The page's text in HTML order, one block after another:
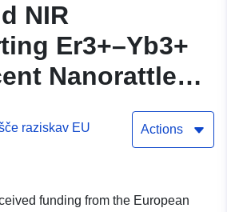
NIR
Er3+–Yb3+
Nanorattles
Hybrid PMO‐
for In
raziskav EU Actions
funding from the European